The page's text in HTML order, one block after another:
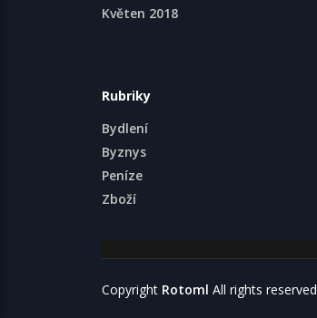
Květen 2018
Rubriky
Bydlení
Byznys
Peníze
Zboží
Copyright Rotoml All rights reserved